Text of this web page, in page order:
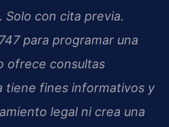
Solo con cita previa.
para programar una
ofrece consultas
tiene fines informativos y
legal ni crea una